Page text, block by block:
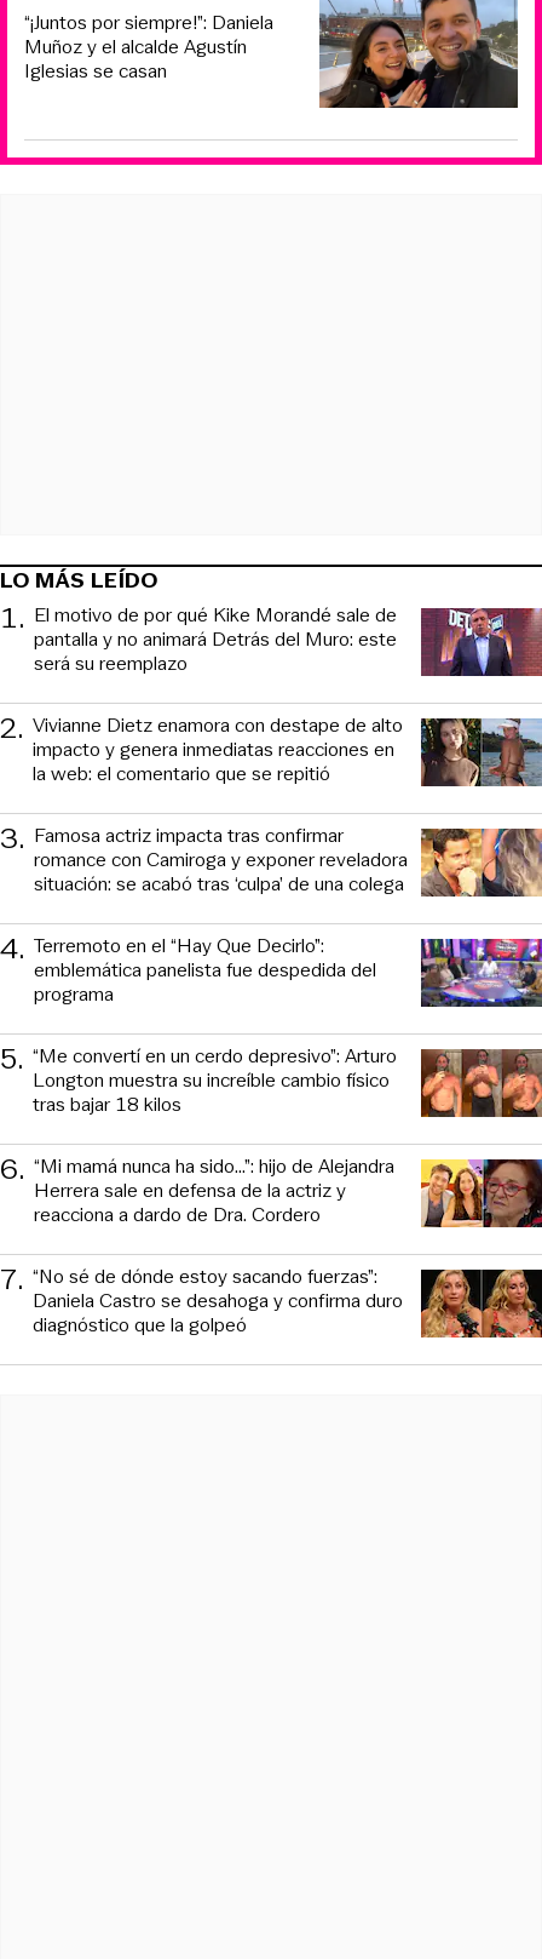
“¡Juntos por siempre!”: Daniela
Muñoz y el alcalde Agustín
Iglesias se casan
LO MÁS LEÍDO
1. El motivo de por qué Kike Morandé sale de
pantalla y no animará Detrás del Muro: este
será su reemplazo
2. Vivianne Dietz enamora con destape de alto
impacto y genera inmediatas reacciones en
la web: el comentario que se repitió
3. Famosa actriz impacta tras confirmar
romance con Camiroga y exponer reveladora
situación: se acabó tras ‘culpa’ de una colega
4. Terremoto en el “Hay Que Decirlo”:
emblemática panelista fue despedida del
programa
5. “Me convertí en un cerdo depresivo”: Arturo
Longton muestra su increíble cambio físico
tras bajar 18 kilos
6. “Mi mamá nunca ha sido...”: hijo de Alejandra
Herrera sale en defensa de la actriz y
reacciona a dardo de Dra. Cordero
7. “No sé de dónde estoy sacando fuerzas”:
Daniela Castro se desahoga y confirma duro
diagnóstico que la golpeó